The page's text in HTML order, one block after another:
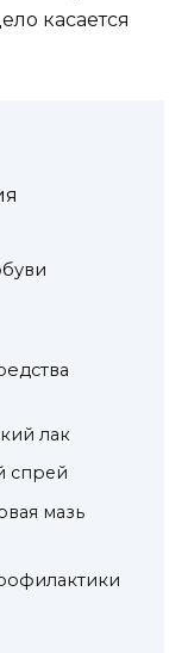
касается
лак
спрей
мазь